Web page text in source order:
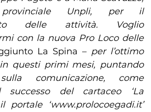
provinciale Unpli, per il
delle attività. Voglio
con la nuova Pro Loco delle
La Spina – per l’ottimo
questi primi mesi, puntando
comunicazione, come
successo del cartaceo ‘La
portale ‘www.prolocoegadi.it’